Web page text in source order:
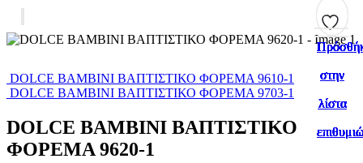
DOLCE BAMBINI ΒΑΠΤΙΣΤΙΚΟ ΦΟΡΕΜΑ 9610-1
DOLCE BAMBINI ΒΑΠΤΙΣΤΙΚΟ ΦΟΡΕΜΑ 9703-1
DOLCE BAMBINI ΒΑΠΤΙΣΤΙΚΟ
ΦΟΡΕΜΑ 9620-1
στην
λίστα
στην
λίστα
στην
λίστα
στην
λίστα
στην
λίστα
στην
λίστα
στην
λίστα
στην
λίστα
στην
λίστα
στην
λίστα